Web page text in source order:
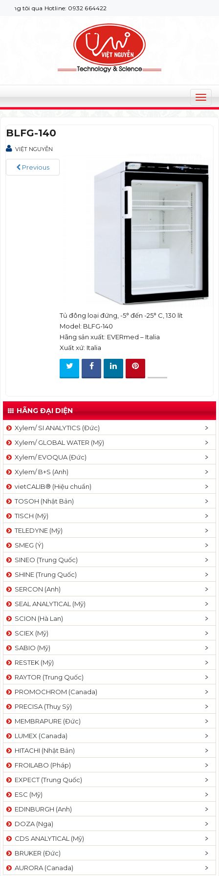
tôi qua Hotline: 0932 664422
T
o
n
a
v
BLFG-140
VIỆT NGUYỄN
Previous
Tủ đông loại đứng, -5° đến -25° C, 130 lít
Model: BLFG-140
Hãng sản xuất: EVERmed – Italia
Xuất xứ: Italia
HÃNG ĐẠI DIỆN
Xylem/ SI ANALYTICS (Đức)
Xylem/ GLOBAL WATER (Mỹ)
Xylem/ EVOQUA (Đức)
Xylem/ B+S (Anh)
vietCALIB® (Hiệu chuẩn)
TOSOH (Nhật Bản)
TISCH (Mỹ)
TELEDYNE (Mỹ)
SMEG (Ý)
SINEO (Trung Quốc)
SHINE (Trung Quốc)
SERCON (Anh)
SEAL ANALYTICAL (Mỹ)
SCION (Hà Lan)
SCIEX (Mỹ)
SABIO (Mỹ)
RESTEK (Mỹ)
RAYTOR (Trung Quốc)
PROMOCHROM (Canada)
PRECISA (Thuỵ Sỹ)
MEMBRAPURE (Đức)
LUMEX (Canada)
HITACHI (Nhật Bản)
FROILABO (Pháp)
EXPECT (Trung Quốc)
ESC (Mỹ)
EDINBURGH (Anh)
DOZA (Nga)
CDS ANALYTICAL (Mỹ)
BRUKER (Đức)
AURORA (Canada)